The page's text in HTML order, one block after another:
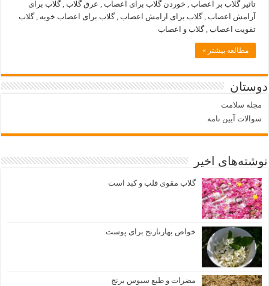
تاثیر گلاب بر اعصاب , خوردن گلاب برای اعصاب , عرق گلاب , گلاب برای
آرامش اعصاب , گلاب برای ارامش اعصاب , گلاب برای اعصاب خوبه , گلاب
تقویت اعصاب , گلاب و اعصاب
مطالعه بیشتر »
دوستان
مجله سلامت
سوالات آیین نامه
نوشته‌های اخیر
گلاب مقوی قلب و کبد است
خواص بهارنارنج برای پوست
مضرات و طبع سبوس برنج